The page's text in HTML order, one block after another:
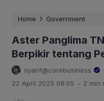
Home › Government
Aster Panglima
Berpikir tentang
syarif@corebusiness
22 April 2025 08:05 . 2 min